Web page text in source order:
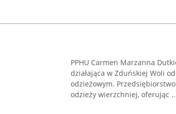
PPHU Carmen Marzanna
działająca w Zduńskiej Woli
odzieżowym.
odzieży wierzchniej, oferując